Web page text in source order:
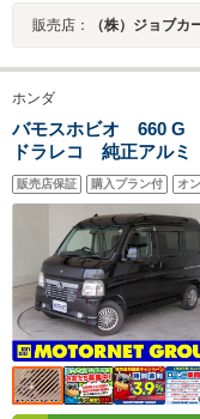
販売店： （株）ジョブカ
ホンダ
バモスホビオ 660 G
ドラレコ 純正アル
グランプ キーレス
ンドウ 純正フロアマ
販売店保証 購入プラン付 オ